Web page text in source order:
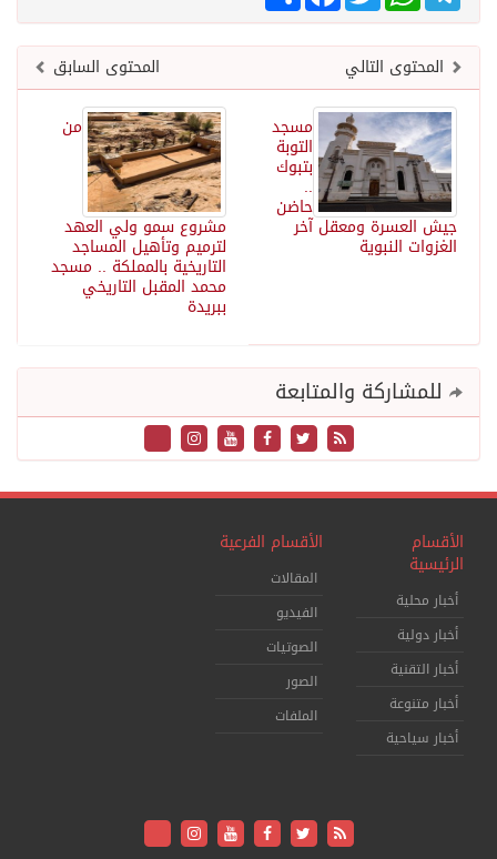
المحتوى السابق
المحتوى التالي
من
مشروع سمو ولي العهد
لترميم وتأهيل المساجد
التاريخية بالمملكة .. مسجد
محمد المقبل التاريخي
ببريدة
مسجد
التوبة
بتبوك
..
حاضن
جيش العسرة ومعقل آخر
الغزوات النبوية
للمشاركة والمتابعة
الأقسام
الرئيسية
أخبار محلية
أخبار دولية
أخبار التقنية
أخبار متنوعة
أخبار سياحية
الأقسام الفرعية
المقالات
الفيديو
الصوتيات
الصور
الملفات